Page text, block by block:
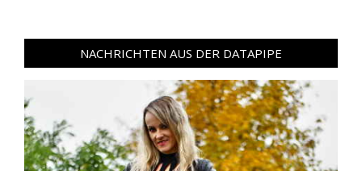
NACHRICHTEN AUS DER DATAPIPE